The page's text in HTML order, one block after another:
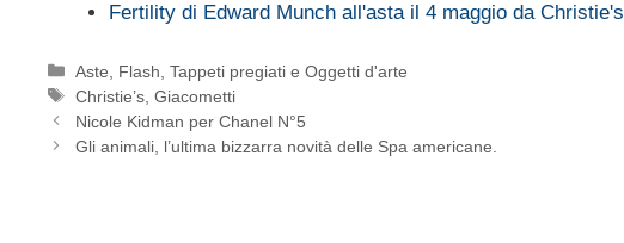
Fertility di Edward Munch all'asta il 4 maggio da Christie's
Categorie
Aste Flash ,Tappeti pregiati e Oggetti d'arte
Tag
Christie’s ,Giacometti
Nicole Kidman per Chanel N°5
Gli animali, l’ultima bizzarra novità delle Spa americane.